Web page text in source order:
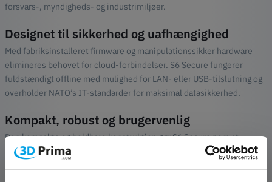
forsvars-, myndigheds- og industrimiljøer.
Designet til sikkerhed og uafhængighed
Med fabriksinstalleret firmware og manipulationssikker hardware
elimineres behovet for cloud-forbindelser. S6 Secure fungerer
fuldstændigt offline med mulighed for LAN- eller USB-tilslutning og
overholder NATO’s IT-standarder for maksimal datasikkerhed.
Kompakt, robust og brugervenlig
Den kompakte og holdbare konstruktion gør S6 Secure nem at
transportere og anvende – uanset om den bruges på en base, i felten